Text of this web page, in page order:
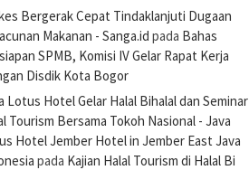
Bergerak Cepat Tindaklanjuti Dugaan
Makanan - Sanga.id pada Bahas
SPMB, Komisi IV Gelar Rapat Kerja
Disdik Kota Bogor
Lotus Hotel Gelar Halal Bihalal dan Seminar
Tourism Bersama Tokoh Nasional - Java
Hotel Jember Hotel in Jember East Java
pada Kajian Halal Tourism di Halal Bi